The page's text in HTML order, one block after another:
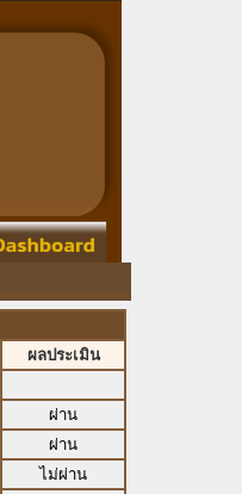
ผลประเมิน
ผ่าน
ผ่าน
ไม่ผ่าน